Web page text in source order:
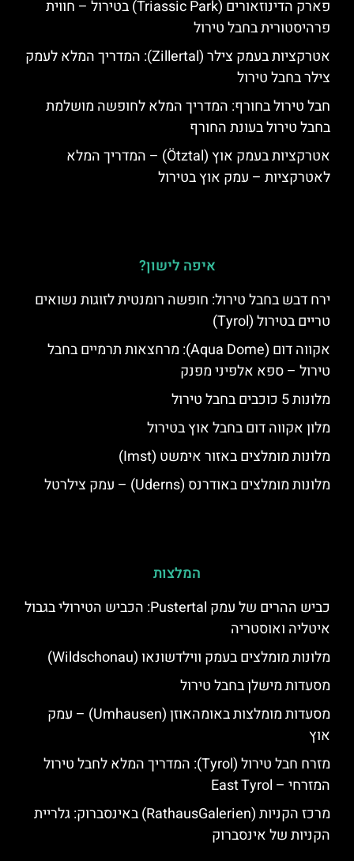
פארק הדינוזאורים (Triassic Park) בטירול – חווית
פרהיסטורית בחבל טירול
אטרקציות בעמק צילר (Zillertal): המדריך המלא לעמק
צילר בחבל טירול
חבל טירול בחורף: המדריך המלא לחופשה מושלמת
בחבל טירול בעונת החורף
אטרקציות בעמק אוץ (Ötztal) – המדריך המלא
לאטרקציות – עמק אוץ בטירול
איפה לישון?
ירח דבש בחבל טירול: חופשה רומנטית לזוגות נשואים
טריים בטירול (Tyrol)
אקווה דום (Aqua Dome): מרחצאות תרמיים בחבל
טירול – ספא אלפיני מפנק
מלונות 5 כוכבים בחבל טירול
מלון אקווה דום בחבל אוץ בטירול
מלונות מומלצים באזור אימשט (Imst)
מלונות מומלצים באודרנס (Uderns) – עמק צילרטל
המלצות
כביש ההרים של עמק Pustertal: הכביש הטירולי בגבול
איטליה ואוסטריה
מלונות מומלצים בעמק ווילדשונאו (Wildschonau)
מסעדות מישלן בחבל טירול
מסעדות מומלצות באומהאוזן (Umhausen) – עמק
אוץ
מזרח חבל טירול (Tyrol): המדריך המלא לחבל טירול
המזרחי – East Tyrol
מרכז הקניות (RathausGalerien) באינסברוק: גלריית
הקניות של אינסברוק